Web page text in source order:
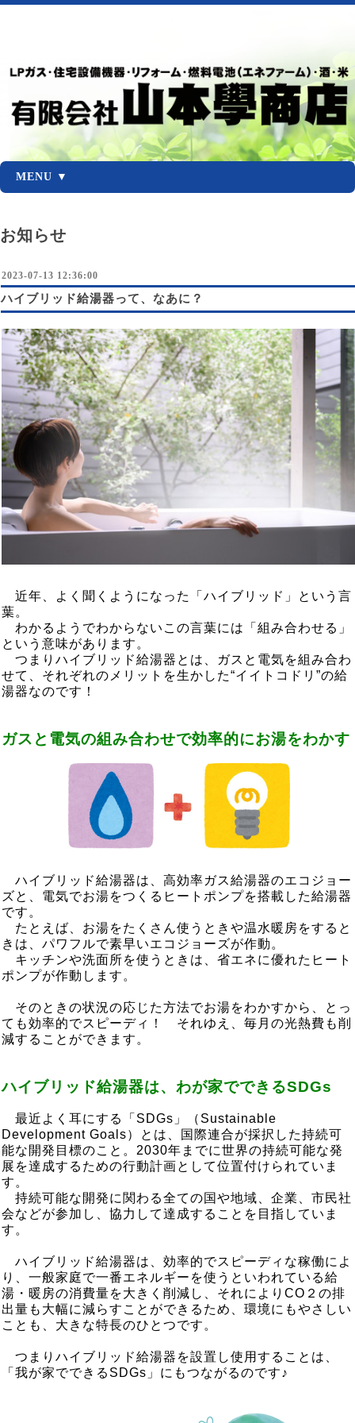
MENU ▼
お知らせ
2023-07-13 12:36:00
ハイブリッド給湯器って、なあに？
近年、よく聞くようになった「ハイブリッド」という言
葉。
わかるようでわからないこの言葉には「組み合わせる」
という意味があります。
つまりハイブリッド給湯器とは、ガスと電気を組み合わ
せて、それぞれのメリットを生かした“イイトコドリ”の給
湯器なのです！
ガスと電気の組み合わせで効率的にお湯をわかす
ハイブリッド給湯器は、高効率ガス給湯器のエコジョー
ズと、電気でお湯をつくるヒートポンプを搭載した給湯器
です。
たとえば、お湯をたくさん使うときや温水暖房をすると
きは、パワフルで素早いエコジョーズが作動。
キッチンや洗面所を使うときは、省エネに優れたヒート
ポンプが作動します。
そのときの状況の応じた方法でお湯をわかすから、とっ
ても効率的でスピーディ！ それゆえ、毎月の光熱費も削
減することができます。
ハイブリッド給湯器は、わが家でできるSDGs
最近よく耳にする「SDGs」（Sustainable
Development Goals）とは、国際連合が採択した持続可
能な開発目標のこと。2030年までに世界の持続可能な発
展を達成するための行動計画として位置付けられていま
す。
持続可能な開発に関わる全ての国や地域、企業、市民社
会などが参加し、協力して達成することを目指していま
す。
ハイブリッド給湯器は、効率的でスピーディな稼働によ
り、一般家庭で一番エネルギーを使うといわれている給
湯・暖房の消費量を大きく削減し、それによりCO２の排
出量も大幅に減らすことができるため、環境にもやさしい
ことも、大きな特長のひとつです。
つまりハイブリッド給湯器を設置し使用することは、
「我が家でできるSDGs」にもつながるのです♪